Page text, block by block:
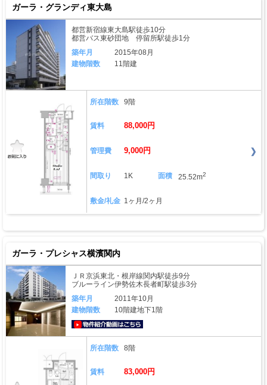
ガーラ・グランディ東大島
都営新宿線東大島駅徒歩10分
都営バス東砂団地 停留所駅徒歩1分
築年月
2015年08月
建物階数
11階建
所在階数 9階
賃料 88,000円
管理費 9,000円
間取り 1K 面積 25.52m2
敷金/礼金 1ヶ月/2ヶ月
ガーラ・プレシャス横濱関内
ＪＲ京浜東北・根岸線関内駅徒歩9分
ブルーライン伊勢佐木長者町駅徒歩3分
築年月
2011年10月
建物階数
10階建地下1階
所在階数 8階
賃料 83,000円